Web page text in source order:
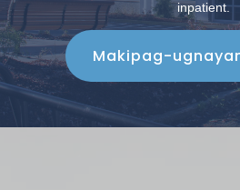
inpatient.
Makipag-